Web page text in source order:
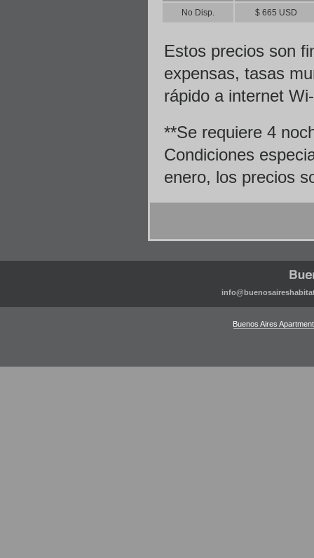
No Disp. $ 665 USD
Estos precios son
expensas, tasas
rápido a internet
**Se requiere 4
Condiciones
enero, los precios
Buenos Aires